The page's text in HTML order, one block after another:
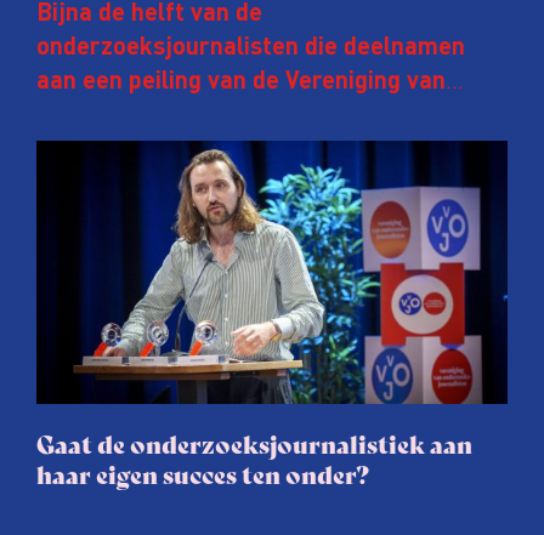
Bijna de helft van de
onderzoeksjournalisten die deelnamen
aan een peiling van de Vereniging van
afgelopen twee jaar te maken met
juridische dreiging of een juridische
procedure rond het eigen werk. Dat kost
journalisten tijd, ook ervaren zij stress en
soms worden publicaties aangepast of
gaat de hele publicatie zelfs niet door.
Gaat de onderzoeksjournalistiek aan
haar eigen succes ten onder?